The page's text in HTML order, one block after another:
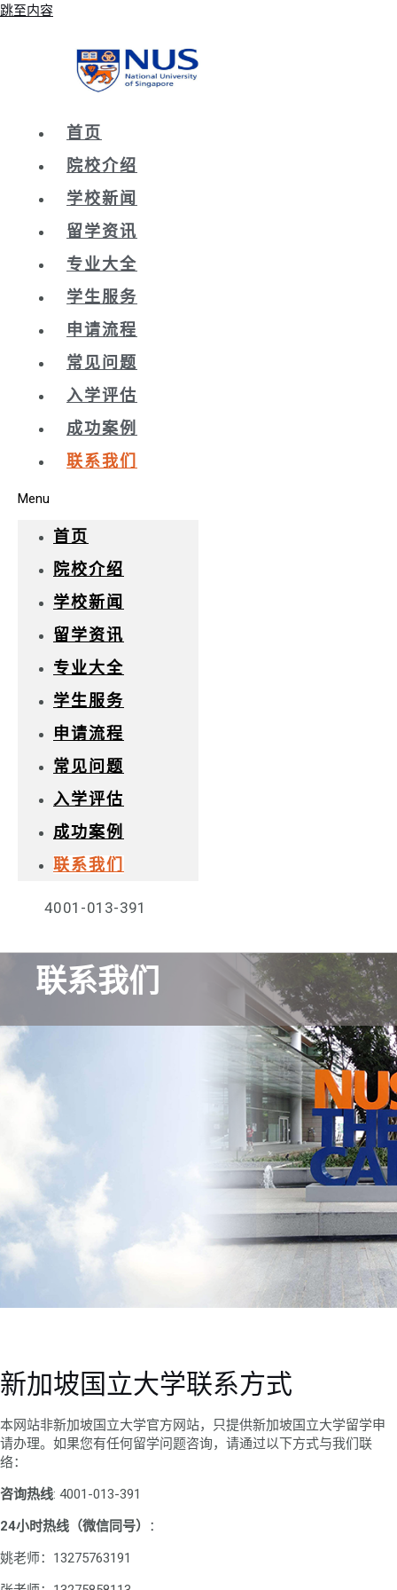
跳至内容
首页
院校介绍
学校新闻
留学资讯
专业大全
学生服务
申请流程
常见问题
入学评估
成功案例
联系我们
Menu
首页
院校介绍
学校新闻
留学资讯
专业大全
学生服务
申请流程
常见问题
入学评估
成功案例
联系我们
4001-013-391
联系我们
新加坡国立大学联系方式
本网站非新加坡国立大学官方网站，只提供新加坡国立大学留学申
请办理。如果您有任何留学问题咨询，请通过以下方式与我们联
络：
咨询热线: 4001-013-391
24小时热线（微信同号）
：
姚老师：13275763191